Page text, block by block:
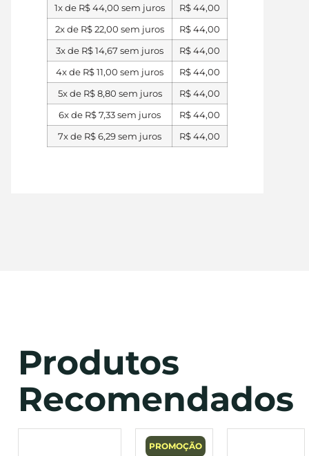
1x de R$44,00 sem juros R$44,00
2x de R$22,00 sem juros R$44,00
3x de R$14,67 sem juros R$44,00
4x de R$11,00 sem juros R$44,00
5x de R$8,80 sem juros R$44,00
6x de R$7,33sem juros R$44,00
7x de R$6,29sem juros R$44,00
Produtos
Recomendados
PROMOÇÃO